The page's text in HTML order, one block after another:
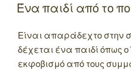
ON
Ένα παιδί από το
Είναι απαράδεχτο στην
δέχεται ένα παιδί όπως ο
εκφοβισμό από τους